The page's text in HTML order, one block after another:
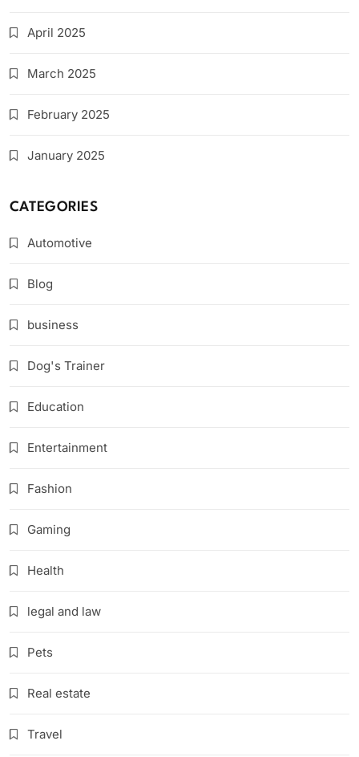
April 2025
March 2025
February 2025
January 2025
CATEGORIES
Automotive
Blog
business
Dog's Trainer
Education
Entertainment
Fashion
Gaming
Health
legal and law
Pets
Real estate
Travel